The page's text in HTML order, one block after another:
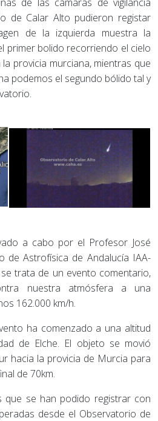
de Calar Alto pudieron registar
de la izquierda muestra la
primer bolido recorriendo el cielo
provicia murciana, mientras que
podemos el segundo bólido tal y
a cabo por el Profesor José
de Astrofísica de Andalucía IAA-
trata de un evento comentario,
nuestra atmósfera a una
162.000 km/h.
ha comenzado a una altitud
de Elche. El objeto se movió
hacia la provicia de Murcia para
de 70km.
que se han podido registrar con
desde el Observatorio de